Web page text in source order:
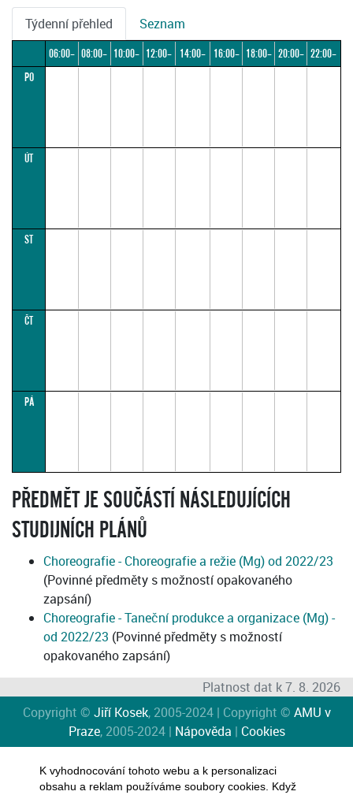
Týdenní přehled Seznam
06:00– 08:00– 10:00– 12:00–
14:00–
16:00– 18:00– 20:00– 22:00–
PO
ÚT
ST
ČT
PÁ
PŘEDMĚT JE SOUČÁSTÍ NÁSLEDUJÍCÍCH
STUDIJNÍCH PLÁNŮ
Choreografie - Choreografie a režie (Mg) od 2022/23
(Povinné předměty s možností opakovaného
zapsání)
Choreografie - Taneční produkce a organizace (Mg) -
od 2022/23 (Povinné předměty s možností
opakovaného zapsání)
Platnost dat k 7. 8. 2026
Copyright © Jiří Kosek, 2005-2024 | Copyright © AMU v
Praze, 2005-2024 | Nápověda | Cookies
K vyhodnocování tohoto webu a k personalizaci
obsahu a reklam používáme soubory cookies. Když